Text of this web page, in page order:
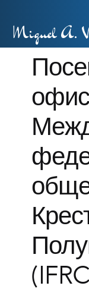
Miguel A.